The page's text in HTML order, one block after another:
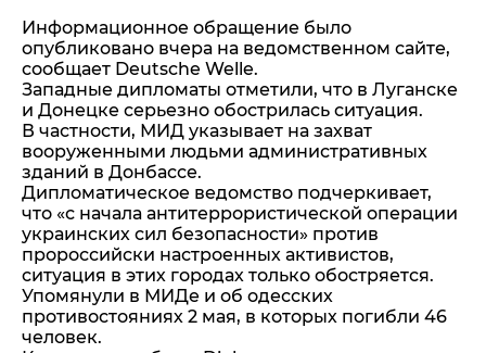
Информационное обращение было
опубликовано вчера на ведомственном сайте,
сообщает Deutsche Welle.
Западные дипломаты отметили, что в Луганске
и Донецке серьезно обострилась ситуация.
В частности, МИД указывает на захват
вооруженными людьми административных
зданий в Донбассе.
Дипломатическое ведомство подчеркивает,
что «с начала антитеррористической операции
украинских сил безопасности» против
пророссийски настроенных активистов,
ситуация в этих городах только обостряется.
Упомянули в МИДе и об одесских
противостояниях 2 мая, в которых погибли 46
человек.